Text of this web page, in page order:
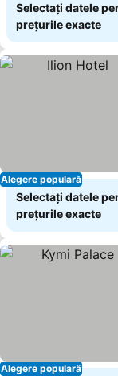
Selectați datele
prețurile exacte
Alegere populară
Selectați datele
prețurile exacte
Alegere populară